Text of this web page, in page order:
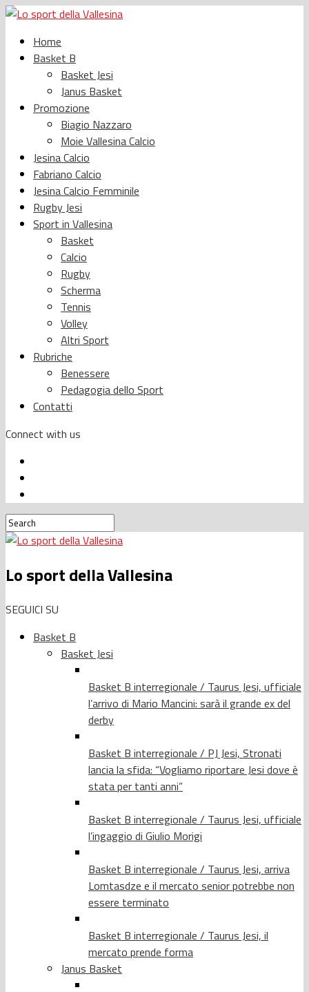
Home
Basket B
Basket Jesi
Janus Basket
Promozione
Biagio Nazzaro
Moie Vallesina Calcio
Jesina Calcio
Fabriano Calcio
Jesina Calcio Femminile
Rugby Jesi
Sport in Vallesina
Basket
Calcio
Rugby
Scherma
Tennis
Volley
Altri Sport
Rubriche
Benessere
Pedagogia dello Sport
Contatti
Connect with us
Lo sport della Vallesina
SEGUICI SU
Basket B
Basket Jesi
Basket B interregionale / Taurus Jesi, ufficiale
l’arrivo di Mario Mancini: sarà il grande ex del
derby
Basket B interregionale / PJ Jesi, Stronati
lancia la sfida: “Vogliamo riportare Jesi dove è
stata per tanti anni”
Basket B interregionale / Taurus Jesi, ufficiale
l’ingaggio di Giulio Morigi
Basket B interregionale / Taurus Jesi, arriva
Lomtasdze e il mercato senior potrebbe non
essere terminato
Basket B interregionale / Taurus Jesi, il
mercato prende forma
Janus Basket